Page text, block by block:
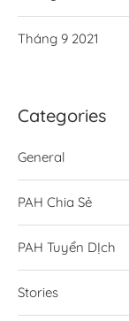
Tháng 9 2021
Categories
General
PAH Chia Sẻ
PAH Tuyển DỊch
Stories